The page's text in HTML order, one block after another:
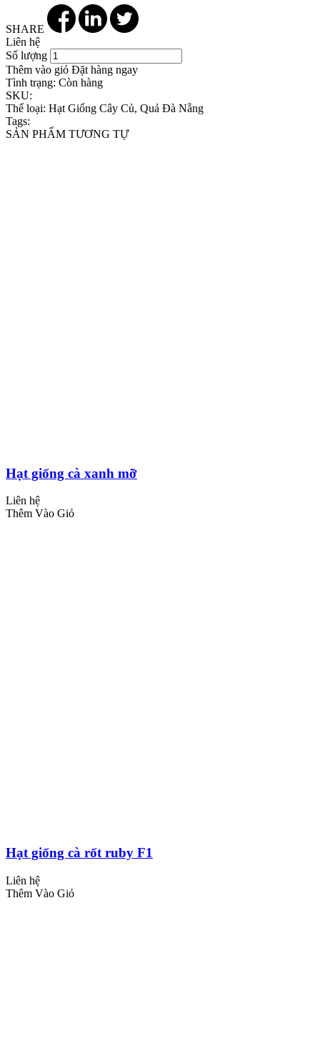
SHARE
Liên hệ
Số lượng
Thêm vào giỏ Đặt hàng ngay
Tình trạng: Còn hàng
SKU:
Thể loại: Hạt Giống Cây Củ, Quả Đà Nẵng
Tags:
SẢN PHẨM TƯƠNG TỰ
Hạt giống cà xanh mỡ
Liên hệ
Thêm Vào Giỏ
Hạt giống cà rốt ruby F1
Liên hệ
Thêm Vào Giỏ